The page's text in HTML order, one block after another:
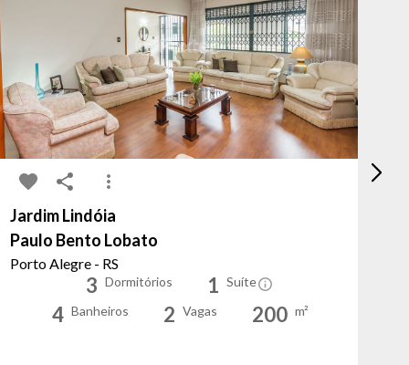
Jardim Lindóia
Paulo Bento Lobato
Porto Alegre - RS
3 Dormitórios 1 Suíte
4 Banheiros 2 Vagas 200 m²